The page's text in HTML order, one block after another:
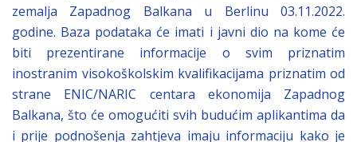
zemalja Zapadnog Balkana u Berlinu 03.11.2022.
godine. Baza podataka će imati i javni dio na kome će
biti prezentirane informacije o svim priznatim
inostranim visokoškolskim kvalifikacijama priznatim od
strane ENIC/NARIC centara ekonomija Zapadnog
Balkana, što će omogućiti svih budućim aplikantima da
i prije podnošenja zahtjeva imaju informaciju kako je